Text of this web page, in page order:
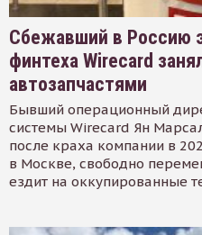
Сбежавший в Россию
финтеха Wirecard
автозапчастями
Бывший операционный
системы Wirecard Ян
после краха компании в
в Москве, свободно
ездит на оккупированные